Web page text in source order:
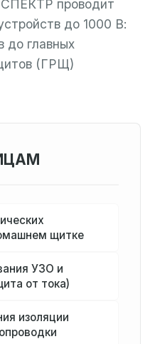
СПЕКТР проводит
до 1000 В:
до главных
(ГРЩ)
щитке
УЗО и
от тока)
изоляции